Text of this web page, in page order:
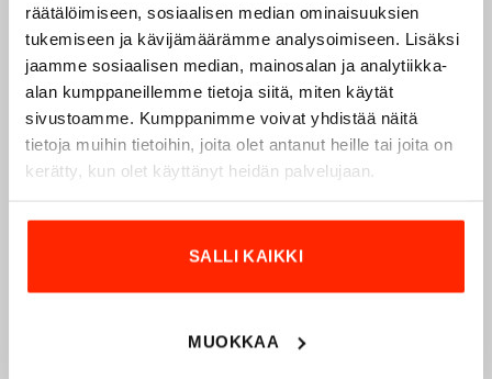
räätälöimiseen, sosiaalisen median ominaisuuksien
tukemiseen ja kävijämäärämme analysoimiseen. Lisäksi
jaamme sosiaalisen median, mainosalan ja analytiikka-
alan kumppaneillemme tietoja siitä, miten käytät
sivustoamme. Kumppanimme voivat yhdistää näitä
tietoja muihin tietoihin, joita olet antanut heille tai joita on
kerätty, kun olet käyttänyt heidän palvelujaan.
SALLI KAIKKI
MUOKKAA
nopeampi eikä se kuluta tai hankaile muita
vaatteitasi.
Tunnistepaikat ja varastointi
Suuret tarranauhapohjat:Rinnassa on kaksi
laajaa120×100 mmtarrapohjaa
tunnistusmerkeille, osastotunnuksille ja
laadukkailla ja vankkarakenteisilla 8 mm